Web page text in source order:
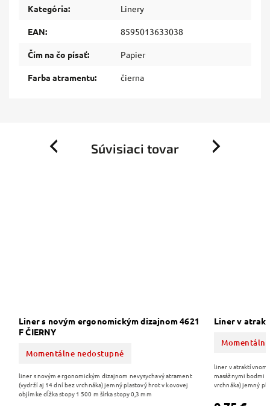
Kategória: Linery
EAN: 8595013633038
Čím na čo písať: Papier
Farba atramentu: čierna
Súvisiaci tovar
Previous
Liner s novým ergonomickým dizajnom 4621
F ČIERNY
Momentálne nedostupné
liner s novým ergonomickým dizajnom nevysychavý atrament
(vydrží aj 14 dní bez vrchnáka) jemný plastový hrot v kovovej
objímke dĺžka stopy 1 500 m šírka stopy 0,3 mm
Liner v
liner v atraktívnom
masážnymi bodmi
vrchnáka) jemný
Next